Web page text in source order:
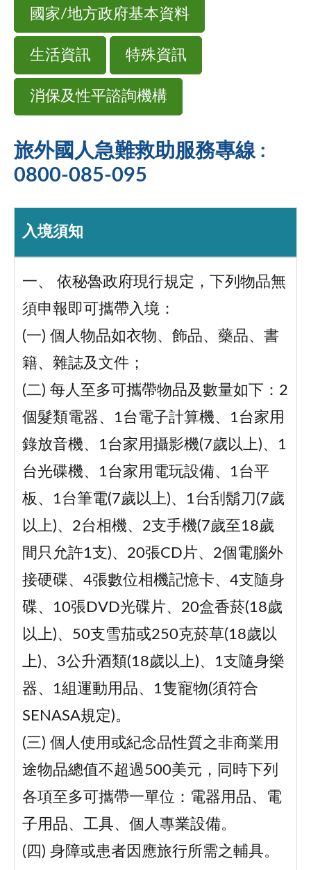
國家/地方政府基本資料
生活資訊 特殊資訊
消保及性平諮詢機構
旅外國人急難救助服務專線 :
0800-085-095
入境須知
一、 依秘魯政府現行規定，下列物品無
須申報即可攜帶入境：
(一) 個人物品如衣物、飾品、藥品、書
籍、雜誌及文件；
(二) 每人至多可攜帶物品及數量如下：2
個髮類電器、1台電子計算機、1台家用
錄放音機、1台家用攝影機(7歲以上)、1
台光碟機、1台家用電玩設備、1台平
板、1台筆電(7歲以上)、1台刮鬍刀(7歲
以上)、2台相機、2支手機(7歲至18歲
間只允許1支)、20張CD片、2個電腦外
接硬碟、4張數位相機記憶卡、4支隨身
碟、10張DVD光碟片、20盒香菸(18歲
以上)、50支雪茄或250克菸草(18歲以
上)、3公升酒類(18歲以上)、1支隨身樂
器、1組運動用品、1隻寵物(須符合
SENASA規定)。
(三) 個人使用或紀念品性質之非商業用
途物品總值不超過500美元，同時下列
各項至多可攜帶一單位：電器用品、電
子用品、工具、個人專業設備。
(四) 身障或患者因應旅行所需之輔具。